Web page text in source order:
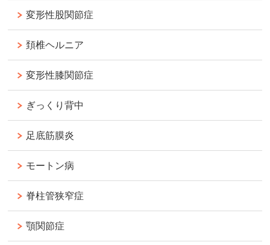
変形性股関節症
頚椎ヘルニア
変形性膝関節症
ぎっくり背中
足底筋膜炎
モートン病
脊柱管狭窄症
顎関節症